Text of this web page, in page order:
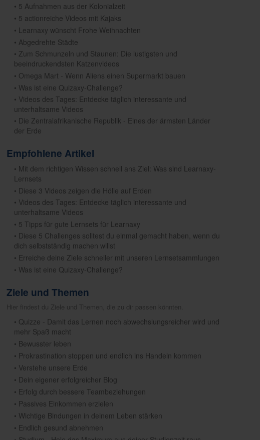
• 5 Aufnahmen aus der Kolonialzeit
• 5 actionreiche Videos mit Kajaks
• Learnaxy wünscht Frohe Weihnachten
• Abgedrehte Städte
• Zum Schmunzeln und Staunen: Die lustigsten und
beeindruckendsten Katzenvideos
• Omega Mart - Wenn Aliens einen Supermarkt bauen
• Was ist eine Quizaxy-Challenge?
• Videos des Tages: Entdecke täglich interessante und
unterhaltsame Videos
• Die Zentralafrikanische Republik - Eines der ärmsten Länder
der Erde
Empfohlene Artikel
• Mit dem richtigen Wissen schnell ans Ziel: Was sind Learnaxy-
Lernsets
• Diese 3 Videos zeigen die Hölle auf Erden
• Videos des Tages: Entdecke täglich interessante und
unterhaltsame Videos
• 5 Tipps für gute Lernsets für Learnaxy
• Diese 5 Challenges solltest du einmal gemacht haben, wenn du
dich selbstständig machen willst
• Erreiche deine Ziele schneller mit unseren Lernsetsammlungen
• Was ist eine Quizaxy-Challenge?
Ziele und Themen
Hier findest du Ziele und Themen, die zu dir passen könnten.
• Quizze - Damit das Lernen noch abwechslungsreicher wird und
mehr Spaß macht
• Bewusster leben
• Prokrastination stoppen und endlich ins Handeln kommen
• Verstehe unsere Erde
• Dein eigener erfolgreicher Blog
• Erfolg durch bessere Teambeziehungen
• Passives Einkommen erzielen
• Wichtige Bindungen in deinem Leben stärken
• Endlich gesund abnehmen